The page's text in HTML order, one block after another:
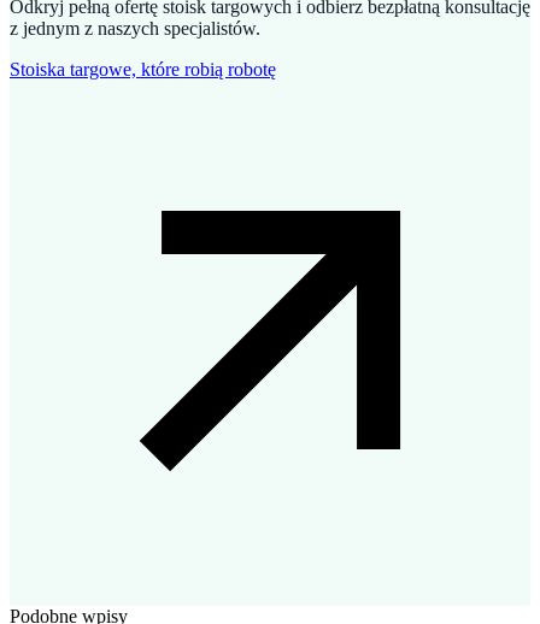
Odkryj pełną ofertę stoisk targowych i odbierz bezpłatną konsultację
z jednym z naszych specjalistów.
Stoiska targowe, które robią robotę
Podobne wpisy